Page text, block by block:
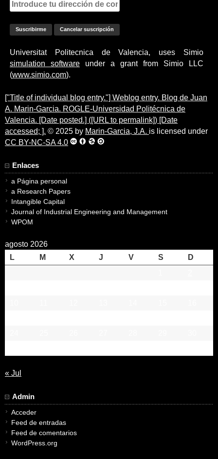
Universitat Politecnica de Valencia, uses Simio
simulation software under a grant from Simio LLC
(www.simio.com).
["Title of individual blog entry."] Weblog entry. Blog de Juan
A. Marin-Garcia. ROGLE-Universidad Politécnica de
Valencia. [Date posted.] ([URL to permalink]) [Date
accessed; ]. © 2025 by Marin-Garcia, J.A. is licensed under
CC BY-NC-SA 4.0
Enlaces
a Página personal
a Research Papers
Intangible Capital
Journal of Industrial Engineering and Management
WPOM
agosto 2026
L
M X J V S
D
« Jul
Admin
Acceder
Feed de entradas
Feed de comentarios
WordPress.org